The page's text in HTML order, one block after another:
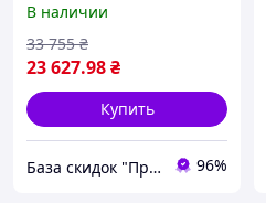
PT6761303
В наличии
23 627.98₴
33 755 ₴
Купить
База скидок "ПромоКот" 96%